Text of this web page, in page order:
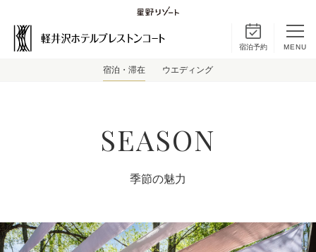
宿泊予約 MENU
宿泊・滞在 ウエディング
SEASON
季節の魅力